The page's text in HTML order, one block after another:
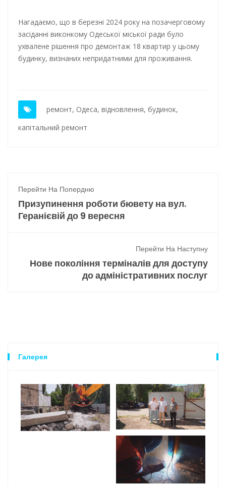
Нагадаємо, що в березні 2024 року на позачерговому
засіданні виконкому Одеської міської ради було
ухвалене рішення про демонтаж 18 квартир у цьому
будинку, визнаних непридатними для проживання.
ремонт, Одеса, відновлення, будинок,
капітальний ремонт
Перейти На Попердню
Призупинення роботи бювету на вул.
Геранієвій до 9 вересня
Перейти На Наступну
Нове покоління терміналів для доступу
до адміністративних послуг
Галерея